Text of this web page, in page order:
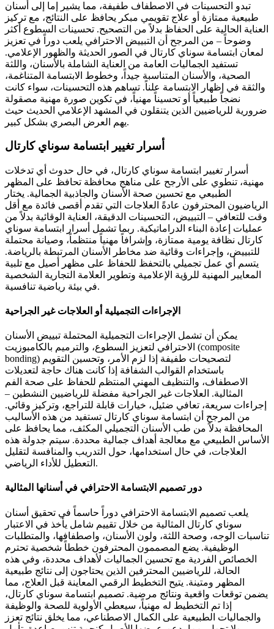
تبدو التحسينات في الاصطفاف طفيفة، مما يشير إما إلى أسنان
طبيعية ممتازة أو علاج تقويمي مبكر يحافظ على النتائج، مع تركيز
العناية الحالية على الحفاظ بدلاً من التصحيح. تحسينات السطوع أكثر
وضوحاً – من المرجح أن التبييض الاحترافي يلعب دوراً في تعزيز
لمعان ابتسامة سوناي كارتال في الصور الحديثة والظهور الإعلامي.
تستفيد الجماليات العامة من العناية الشاملة بالأسنان، واللثة
الصحية، والأسنان المتناسبة جيداً، وخطوط الابتسامة المتناغمة،
والثقة في إظهار الابتسامة علناً. تساهم هذه التحسينات، سواء كانت
نضجاً طبيعياً أو تحسيناً مهنياً، في تكوين صورة مهنية مصقولة
ضرورية للرياضيين الذين يتنقلون في المشهد الإعلامي الحديث حيث
يهم العرض البصري بشكل كبير.
أسرار تغيير ابتسامة سوناي كارتال
أسرار تغيير ابتسامة سوناي كارتال، في حال حدوث أي تدخلات
مهنية، تنطوي على الأرجح على مناهج محافظة تحافظ على المظهر
الطبيعي مع تحسين صحة الأسنان والجاذبية الجمالية. يختار
الرياضيون المحترفون عادةً العلاجات التي تقدم أقصى فائدة مع أقل
وقت للتعافي – التبييض، التحسينات الدقيقة، العناية الوقائية بدلاً من
عمليات إعادة البناء الدراماتيكية. ربما تشمل أسرار ابتسامة سوناي
كارتال نظافة يومية ممتازة، وإشرافاً مهنياً منتظماً، وصيانة محتملة
للتبييض، وإجراءات وقائية ضد مخاطر الأسنان المرتبطة بالرياضة.
يتسم أي عمل تجميلي بالتحفظ للحفاظ على مظهر أصيل مع تلبية
المعايير المهنية للرؤية الإعلامية وتطوير العلامة التجارية الشخصية
في بيئة رياضية تنافسية.
الإجراءات التجميلية أو العلاجات غير الجراحية
يمكن أن تشمل الإجراءات التجميلية المحتملة تبييض الأسنان
الاحترافي لتعزيز السطوع، والترميم بالكامبوزيت (composite
bonding) لتصحيحات طفيفة إذا لزم الأمر، وتحسين التقويم
باستخدام القوالب الشفافة إذا كانت هناك حاجة لتعديلات
الاصطفاف، والتنظيف المهني المنتظم للحفاظ على صحة الفم
المثالية. العلاجات غير الجراحية مفضلة للرياضيين النشطين –
إجراءات سريعة، تعافي ضئيل، خيارات قابلة للتراجع، وتركيز وقائي.
من المرجح أن ابتسامة سوناي كارتال تستفيد من هذه الأساليب
المحافظة بدلاً من طب الأسنان التجميلي المكثف، مما يحافظ على
الأساس الطبيعي مع معالجة أهداف جمالية محددة. سيتم جدولة هذه
العلاجات، في حال استخدامها، حول التدريب والمنافسة لتقليل
التعطيل للأداء الرياضي.
دور تصميم الابتسامة الاحترافي في أسنانها المثالية
يلعب تصميم الابتسامة الاحترافي دوراً حاسماً في تحقيق أسنان
سوناي كارتال المثالية من خلال تقييم شامل يأخذ في الاعتبار
تناسبات الوجه، وصحة اللثة، ولون الأسنان، واصطفافها، والمتطلبات
الوظيفية. يضع المصممون المحترفون خططاً شخصية تحترم
الخصائص الفردية مع تحسين الجماليات لأهداف محددة، وفي هذه
الحالة، للرياضيين المحترفين الذين يحتاجون إلى نتائج طبيعية
المظهر ومتينة. يتيح التخطيط الرقمي المعاينة قبل العلاج، مما
يضمن توقعات واقعية ونتائج مرضية. تصميم ابتسامة سوناي كارتال،
إذا تم التخطيط له مهنياً، سيعطي الأولوية للصحة والوظيفة
والجماليات الطبيعية على الكمال الاصطناعي، مما يخلق نتائج تعزز